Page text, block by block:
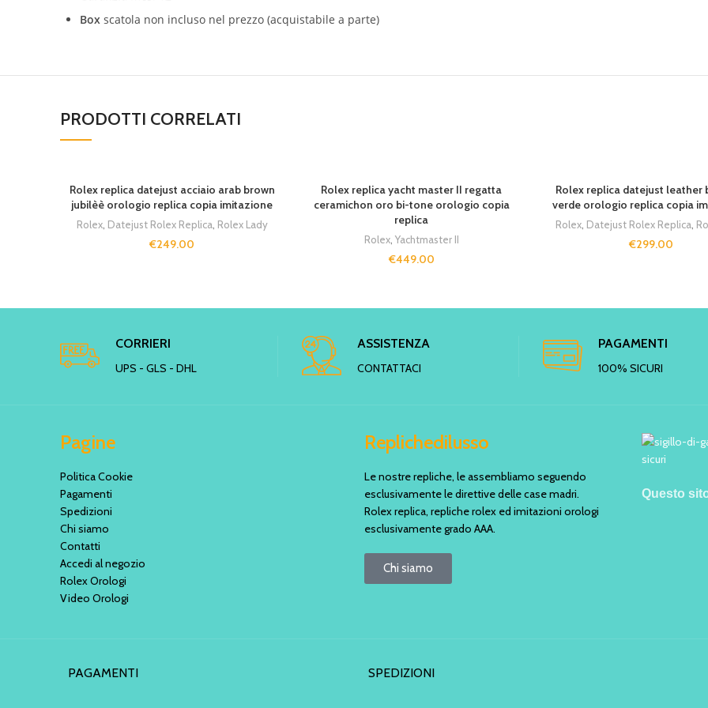
Box scatola non incluso nel prezzo (acquistabile a parte)
PRODOTTI CORRELATI
Rolex replica datejust acciaio arab brown
jubilèè orologio replica copia imitazione
Rolex, Datejust Rolex Replica, Rolex Lady
€249.00
Rolex replica yacht master II regatta
ceramichon oro bi-tone orologio copia
replica
Rolex, Yachtmaster II
€449.00
Rolex replica datejust leather
verde orologio replica copia
Rolex, Datejust Rolex Replica,
€299.00
CORRIERI
UPS - GLS - DHL
ASSISTENZA
CONTATTACI
PAGAMENTI
100% SICURI
Pagine
Politica Cookie
Pagamenti
Spedizioni
Chi siamo
Contatti
Accedi al negozio
Rolex Orologi
Video Orologi
Replichedilusso
Le nostre repliche, le assembliamo seguendo
esclusivamente le direttive delle case madri.
Rolex replica, repliche rolex ed imitazioni orologi
esclusivamente grado AAA.
Chi siamo
Questo
PAGAMENTI SPEDIZIONI